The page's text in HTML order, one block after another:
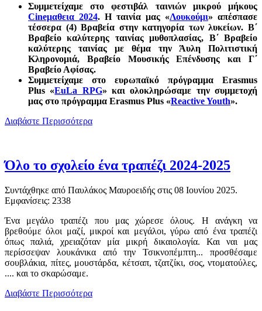
Συμμετείχαμε στο φεστιβάλ ταινιών μικρού μήκους
Cineμαθεια 2024. Η ταινία μας «Λουκούμι» απέσπασε
τέσσερα (4) Βραβεία στην κατηγορία των λυκείων. Β΄
Βραβείο καλύτερης ταινίας μυθοπλασίας, Β΄ Βραβείο
καλύτερης ταινίας με θέμα την Άυλη Πολιτιστική
Κληρονομιά, Βραβείο Μουσικής Επένδυσης και Γ΄
Βραβείο Αφίσας.
Συμμετείχαμε στο ευρωπαϊκό πρόγραμμα Erasmus
Plus «EuLa RPG» και ολοκληρώσαμε την συμμετοχή
μας στο πρόγραμμα Erasmus Plus «Reactive Youth».
Διαβάστε Περισσότερα
Όλο το σχολείο ένα τραπέζι 2024-2025
Συντάχθηκε από Παυλάκος Μαυροειδής στις 08 Ιουνίου 2025.
Εμφανίσεις: 2338
Ένα μεγάλο τραπέζι που μας χώρεσε όλους. Η ανάγκη να
βρεθούμε όλοι μαζί, μικροί και μεγάλοι, γύρω από ένα τραπέζι
όπως παλιά, χρειαζόταν μία μικρή δικαιολογία. Και ναι μας
περίσσεψαν λουκάνικα από την Τσικνοπέμπτη... προσθέσαμε
σουβλάκια, πίτες, μουστάρδα, κέτσαπ, τζατζίκι, σος, ντοματούλες,
.... και το σκαρώσαμε.
Διαβάστε Περισσότερα